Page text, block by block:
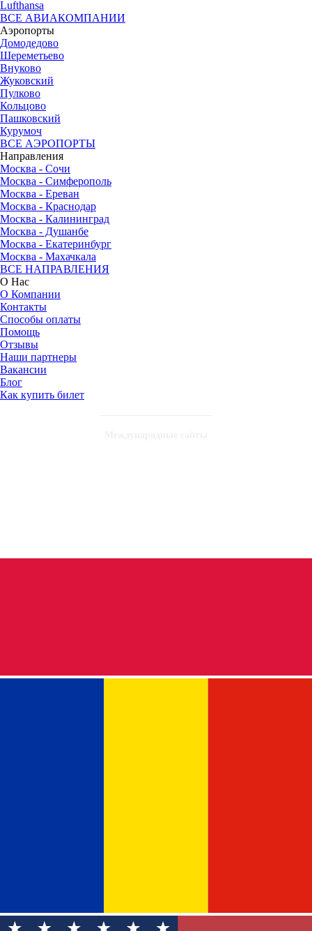
Lufthansa
ВСЕ АВИАКОМПАНИИ
Аэропорты
Домодедово
Шереметьево
Внуково
Жуковский
Пулково
Кольцово
Пашковский
Курумоч
ВСЕ АЭРОПОРТЫ
Направления
Москва - Сочи
Москва - Симферополь
Москва - Ереван
Москва - Краснодар
Москва - Калининград
Москва - Душанбе
Москва - Екатеринбург
Москва - Махачкала
ВСЕ НАПРАВЛЕНИЯ
О Нас
О Компании
Контакты
Способы оплаты
Помощь
Отзывы
Наши партнеры
Вакансии
Блог
Как купить билет